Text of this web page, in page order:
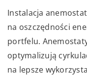
Instalacja
na oszczędności
portfelu.
optymalizują
na lepsze